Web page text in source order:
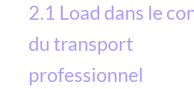
2.1 Load dans le
du transport
professionnel